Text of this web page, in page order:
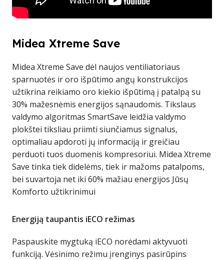
Midea Xtreme Save
Midea Xtreme Save dėl naujos ventiliatoriaus
sparnuotės ir oro išpūtimo angų konstrukcijos
užtikrina reikiamo oro kiekio išpūtimą į patalpą su
30% mažesnėmis energijos sąnaudomis. Tikslaus
valdymo algoritmas SmartSave leidžia valdymo
plokštei tiksliau priimti siunčiamus signalus,
optimaliau apdoroti jų informaciją ir greičiau
perduoti tuos duomenis kompresoriui. Midea Xtreme
Save tinka tiek didelėms, tiek ir mažoms patalpoms,
bei suvartoja net iki 60% mažiau energijos Jūsų
Komforto užtikrinimui
Energiją taupantis iECO režimas
Paspauskite mygtuką iECO norėdami aktyvuoti
funkciją. Vėsinimo režimu įrenginys pasirūpins